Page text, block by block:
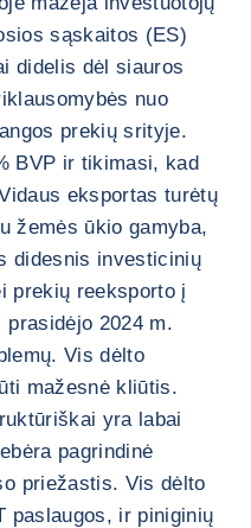
sąskaitos (ES)
didelis dėl siauros
nuo
prekių srityje.
BVP ir tikimasi, kad
eksportas turėtų
žemės ūkio gamyba,
didesnis investicinių
prekių reeksporto į
2024 m.
Vis dėlto
mažesnė kliūtis.
yra labai
pagrindinė
priežastis. Vis dėlto
paslaugos, ir piniginių